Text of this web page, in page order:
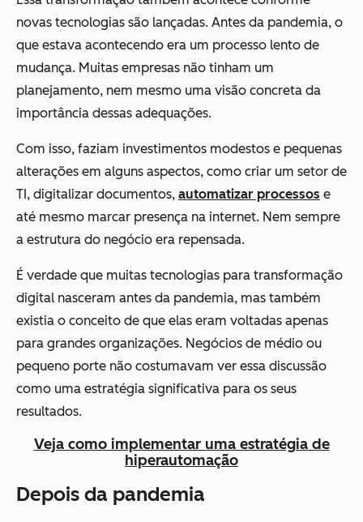
novas tecnologias são lançadas. Antes da pandemia, o
que estava acontecendo era um processo lento de
mudança. Muitas empresas não tinham um
planejamento, nem mesmo uma visão concreta da
importância dessas adequações.
Com isso, faziam investimentos modestos e pequenas
alterações em alguns aspectos, como criar um setor de
TI, digitalizar documentos, automatizar processos e
até mesmo marcar presença na internet. Nem sempre
a estrutura do negócio era repensada.
É verdade que muitas tecnologias para transformação
digital nasceram antes da pandemia, mas também
existia o conceito de que elas eram voltadas apenas
para grandes organizações. Negócios de médio ou
pequeno porte não costumavam ver essa discussão
como uma estratégia significativa para os seus
resultados.
Veja como implementar uma estratégia de
hiperautomação
Depois da pandemia